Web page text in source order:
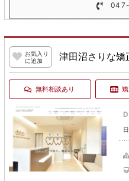
お気入り
に追加
津田沼さりな矯
無料相談あり